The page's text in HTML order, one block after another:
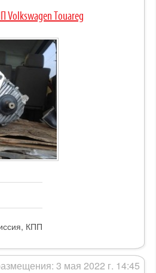
Volkswagen Touareg
КПП
3 мая 2022 г. 14:45